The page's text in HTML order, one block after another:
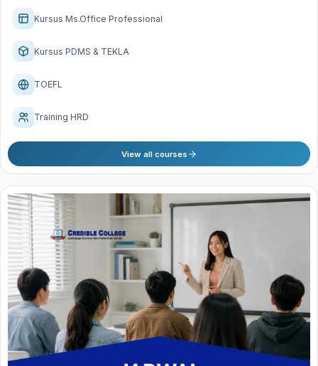
Kursus Ms.Office Professional
Kursus PDMS & TEKLA
TOEFL
Training HRD
View all courses